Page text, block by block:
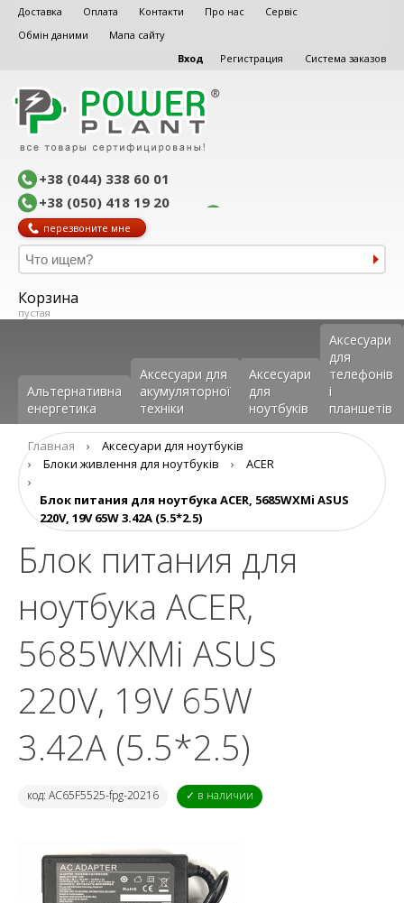
Доставка Оплата Контакти Про нас
Сервіс
Обмін даними
Мапа сайту
Вход
Регистрация Система заказов
+38 (044) 338 60 01
+38 (050) 418 19 20
перезвоните мне
Корзина
пустая
Альтернативна
енергетика
Аксесуари для
акумуляторної
техніки
Аксесуари
для
ноутбуків
Аксеcуари
для
телефонів
і
планшетів
Главная ›
Аксесуари для ноутбуків
›
Блоки живлення для ноутбуків ›
ACER
›
Блок питания для ноутбука ACER, 5685WXMi ASUS
220V, 19V 65W 3.42A (5.5*2.5)
Блок питания для
ноутбука ACER,
5685WXMi ASUS
220V, 19V 65W
3.42A (5.5*2.5)
код: AC65F5525-fpg-20216 ✓ в наличии